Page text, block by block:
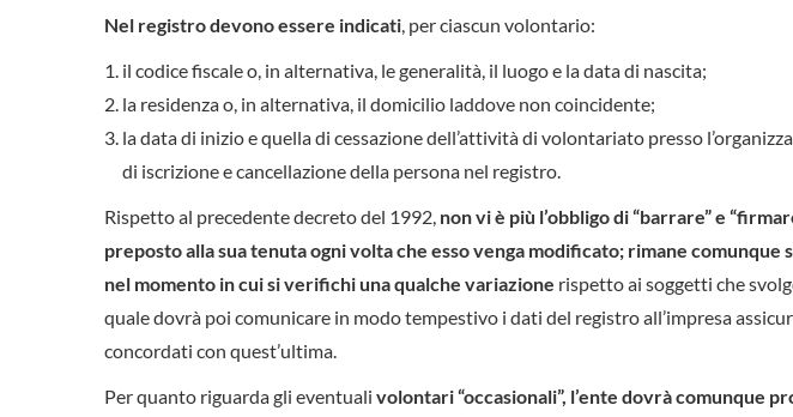
Nel registro devono essere indicati, per ciascun volontario:
il codice fiscale o, in alternativa, le generalità, il luogo e la data di nascita;
la residenza o, in alternativa, il domicilio laddove non coincidente;
la data di inizio e quella di cessazione dell’attività di volontariato presso
di iscrizione e cancellazione della persona nel registro.
Rispetto al precedente decreto del 1992, non vi è più l’obbligo di “barrare” e
preposto alla sua tenuta ogni volta che esso venga modificato; rimane comunque
nel momento in cui si verifichi una qualche variazione rispetto ai soggetti che
quale dovrà poi comunicare in modo tempestivo i dati del registro all’impresa
concordati con quest’ultima.
Per quanto riguarda gli eventuali volontari “occasionali”, l’ente dovrà comunque